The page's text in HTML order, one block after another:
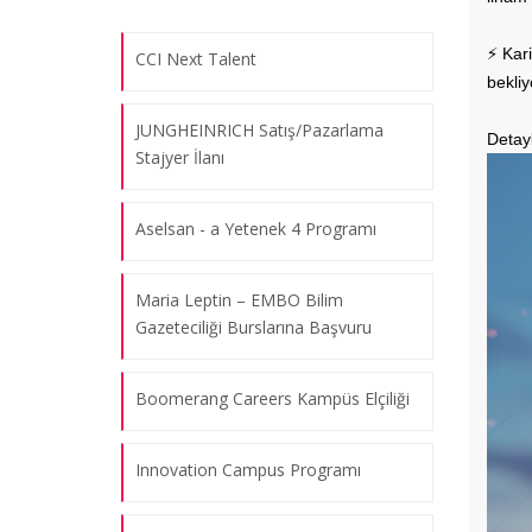
⚡️
CCI Next Talent
JUNGHEINRICH Satış/Pazarlama
Stajyer İlanı
Aselsan - a Yetenek 4 Programı
Maria Leptin – EMBO Bilim
Gazeteciliği Burslarına Başvuru
Boomerang Careers Kampüs Elçiliği
Innovation Campus Programı